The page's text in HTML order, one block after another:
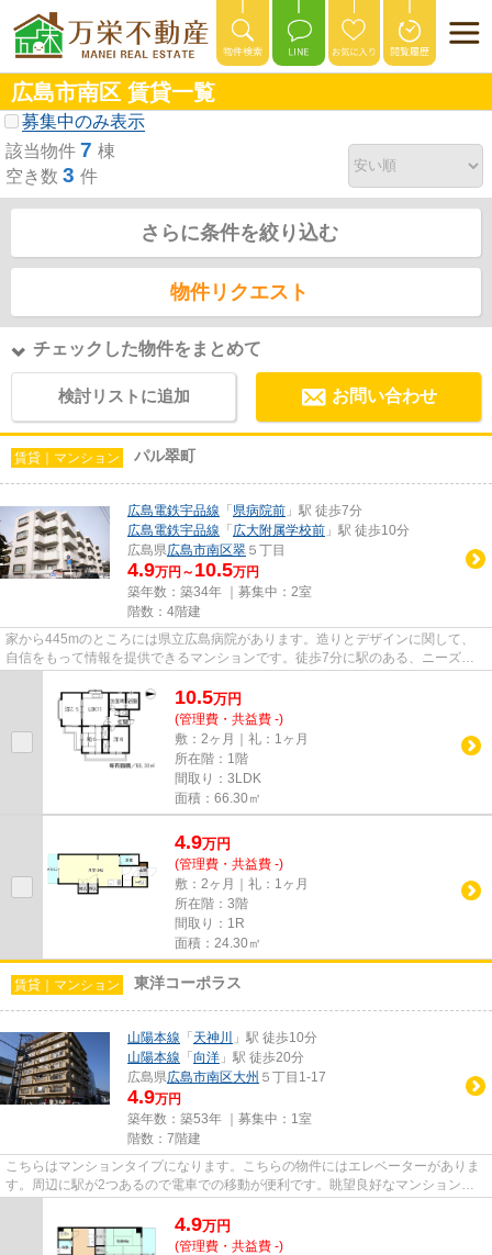
広島市南区 賃貸一覧
募集中のみ表示
該当物件 7 棟
空き数 3 件
さらに条件を絞り込む
物件リクエスト
チェックした物件をまとめて
検討リストに追加 お問い合わせ
賃貸｜マンション パル翠町
広島電鉄宇品線 「県病院前 」駅 徒歩7分
広島電鉄宇品線 「広大附属学校前 」駅 徒歩10分
広島県広島市南区翠 ５丁目
4.9万円～ 10.5万円
築年数：築34年 ｜募集中： 2室
階数：4階建
家から445mのところには県立広島病院があります。造りとデザインに関して、
自信をもって情報を提供できるマンションです。徒歩7分に駅のある、ニーズの
高い物件です。お客様の多種多様...
10.5万円
(管理費・共益費 -)
敷：2ヶ月｜礼：1ヶ月
所在階：1階
間取り：3LDK
面積：66.30㎡
4.9万円
(管理費・共益費 -)
敷：2ヶ月｜礼：1ヶ月
所在階：3階
間取り：1R
面積：24.30㎡
賃貸｜マンション 東洋コーポラス
山陽本線 「天神川
」駅 徒歩10分
山陽本線 「向洋 」駅 徒歩20分
広島県広島市南区大州 ５丁目1-17
4.9万円
築年数：築53年 ｜募集中： 1室
階数：7階建
こちらはマンションタイプになります。こちらの物件にはエレベーターがありま
す。周辺に駅が2つあるので電車での移動が便利です。眺望良好なマンションで
魅力的です。広島市南区エリア...
4.9万円
(管理費・共益費 -)